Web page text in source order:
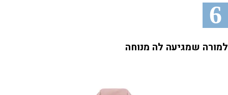
6
למורה שמגיעה לה מנוחה